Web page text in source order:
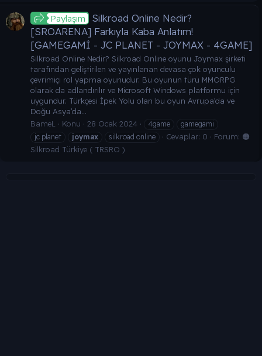
Paylaşım
Silkroad Online Nedir?
[SROARENA] Farkıyla Kaba Anlatım!
[GAMEGAMİ - JC PLANET - JOYMAX - 4GAME]
Silkroad Online Nedir? Silkroad Online oyunu Joymax şirketi
tarafından geliştirilen ve yayınlanan devasa çok oyunculu
çevrimiçi rol yapma oyunudur. Bu oyunun türü MMORPG
olarak da adlandırılır ve Microsoft Windows platformu için
uygundur. Türkçesi İpek Yolu olan bu oyun Avrupa’da ve
Doğu Asya’da...
BameL
Konu 28 Ocak 2024 4game
gamegami
jc planet
joymax silkroad online Cevaplar: 0 Forum: 🟠
Silkroad Türkiye ( TRSRO )